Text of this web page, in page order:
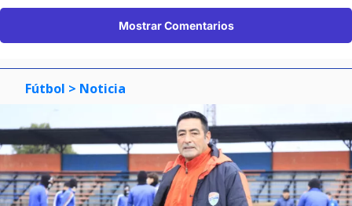
Mostrar Comentarios
Fútbol > Noticia